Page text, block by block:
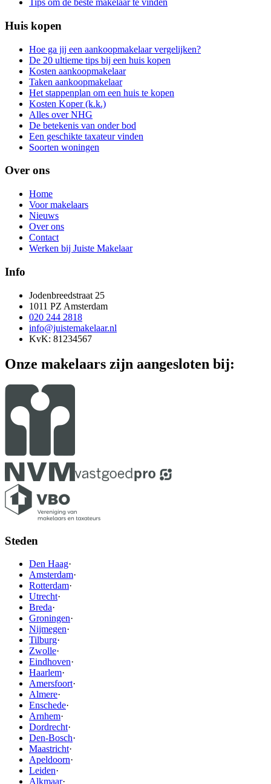
Tips om de beste makelaar te vinden
Huis kopen
Hoe ga jij een aankoopmakelaar vergelijken?
De 20 ultieme tips bij een huis kopen
Kosten aankoopmakelaar
Taken aankoopmakelaar
Het stappenplan om een huis te kopen
Kosten Koper (k.k.)
Alles over NHG
De betekenis van onder bod
Een geschikte taxateur vinden
Soorten woningen
Over ons
Home
Voor makelaars
Nieuws
Over ons
Contact
Werken bij Juiste Makelaar
Info
Jodenbreedstraat 25
1011 PZ Amsterdam
020 244 2818
info@juistemakelaar.nl
KvK: 81234567
Onze makelaars zijn aangesloten bij:
Steden
Den Haag·
Amsterdam·
Rotterdam·
Utrecht·
Breda·
Groningen·
Nijmegen·
Tilburg·
Zwolle·
Eindhoven·
Haarlem·
Amersfoort·
Almere·
Enschede·
Arnhem·
Dordrecht·
Den-Bosch·
Maastricht·
Apeldoorn·
Leiden·
Alkmaar·